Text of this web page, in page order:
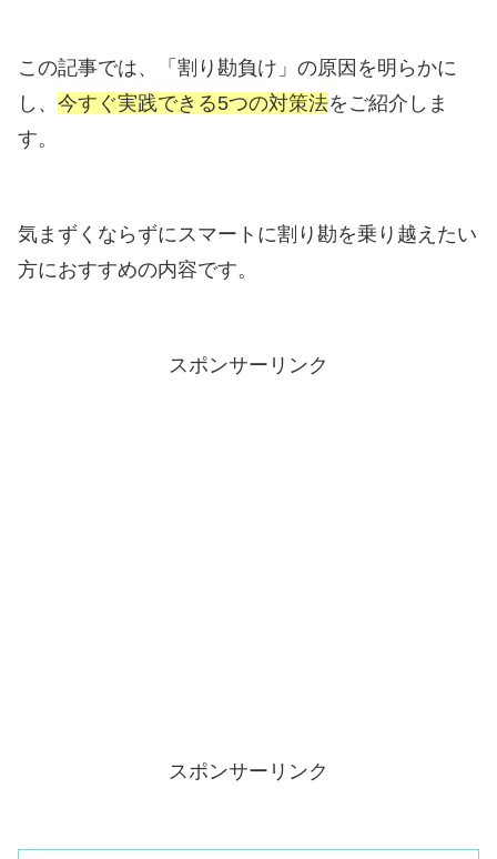
この記事では、「割り勘負け」の原因を明らかに
し、 今すぐ実践できる5つの対策法をご紹介しま
す。
気まずくならずにスマートに割り勘を乗り越えたい
方におすすめの内容です。
スポンサーリンク
スポンサーリンク